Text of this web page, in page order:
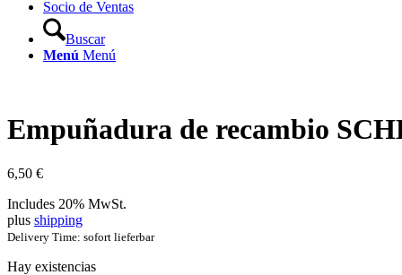
Socio de Ventas
Buscar
Menú Menú
Empuñadura de recambio
6,50 €
Includes 20% MwSt.
plus shipping
Delivery Time: sofort lieferbar
Hay existencias